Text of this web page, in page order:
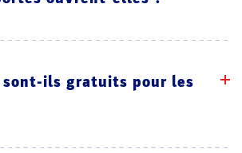
ils gratuits pour les